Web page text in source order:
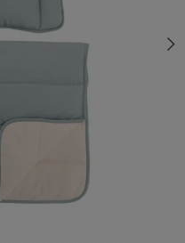
(2 à 5 jours